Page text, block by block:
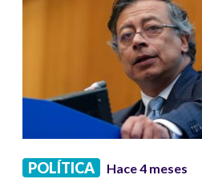
POLÍTICA Hace 4 meses